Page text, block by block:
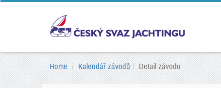
Home Kalendář závodů Detail závodu